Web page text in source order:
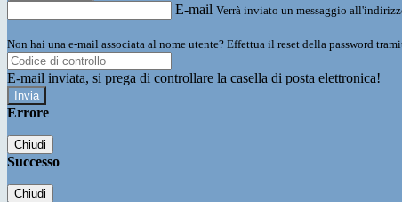
E-mail Verrà inviato un messaggio
Non hai una e-mail associata al nome utente? Effettua il reset della password
E-mail inviata, si prega di controllare la casella di posta elettronica!
Errore
Chiudi
Successo
Chiudi